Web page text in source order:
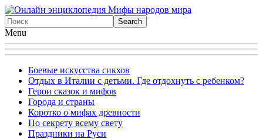
Menu
Боевые искусства сикхов
Отдых в Италии с детьми. Где отдохнуть с ребенком?
Герои сказок и мифов
Города и страны
Коротко о мифах древности
По секрету всему свету
Праздники на Руси